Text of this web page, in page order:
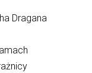
Dragana